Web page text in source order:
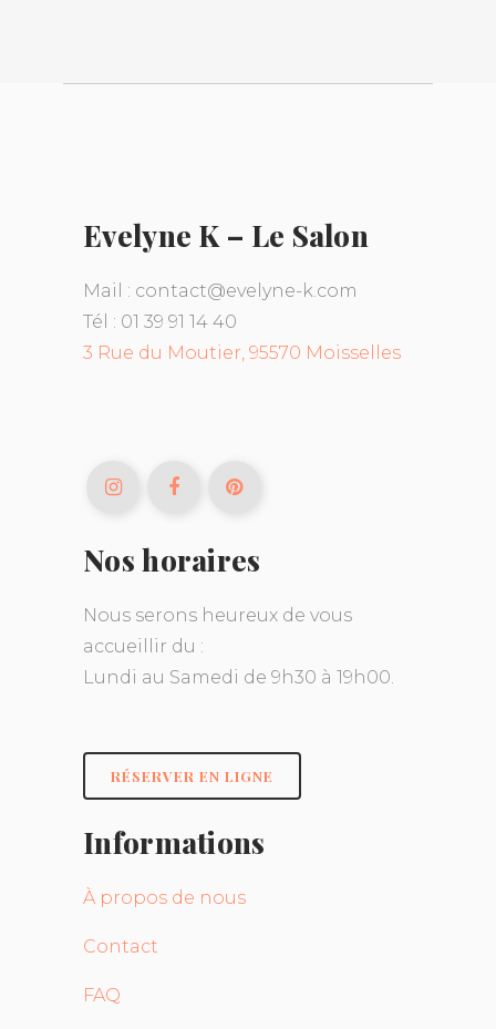
Evelyne K – Le Salon
Mail : contact@evelyne-k.com
Tél : 01 39 91 14 40
3 Rue du Moutier, 95570 Moisselles
Nos horaires
Nous serons heureux de vous
accueillir du :
Lundi au Samedi de 9h30 à 19h00.
RÉSERVER EN LIGNE
Informations
À propos de nous
Contact
FAQ